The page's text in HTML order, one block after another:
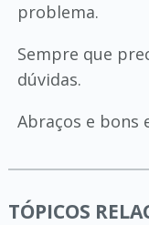
problema.
Sempre que
dúvidas.
Abraços e bons
TÓPICOS